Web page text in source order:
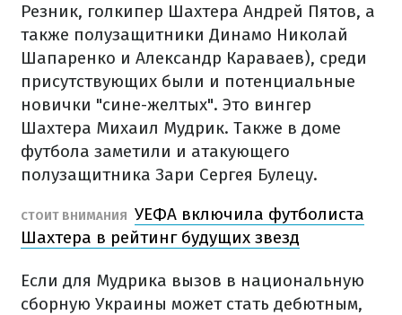
Резник, голкипер Шахтера Андрей Пятов, а
также полузащитники Динамо Николай
Шапаренко и Александр Караваев), среди
присутствующих были и потенциальные
новички "сине-желтых". Это вингер
Шахтера Михаил Мудрик. Также в доме
футбола заметили и атакующего
полузащитника Зари Сергея Булецу.
СТОИТ ВНИМАНИЯ УЕФА включила футболиста
Шахтера в рейтинг будущих звезд
Если для Мудрика вызов в национальную
сборную Украины может стать дебютным,